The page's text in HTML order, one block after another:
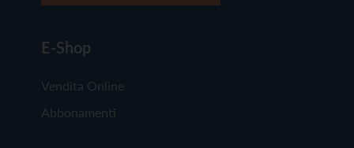
E-Shop
Vendita Online
Abbonamenti